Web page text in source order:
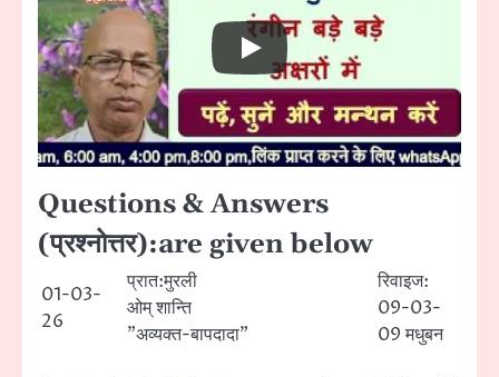
Questions & Answers
(प्रश्नोत्तर):are given below
01-03-
26
प्रात:मुरली
ओम् शान्ति
”अव्यक्त-बापदादा”
रिवाइज:
09-03-
09 मधुबन